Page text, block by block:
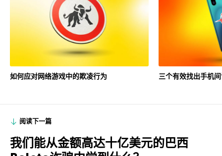
如何应对网络游戏中的欺凌行为 三个有效找出手机
阅读下一篇
我们能从金额高达十亿美元的巴西